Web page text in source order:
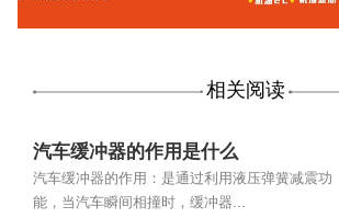
相关阅读
汽车缓冲器的作用是什么
汽车缓冲器的作用：是通过利用液压弹簧减震功
能，当汽车瞬间相撞时，缓冲器...